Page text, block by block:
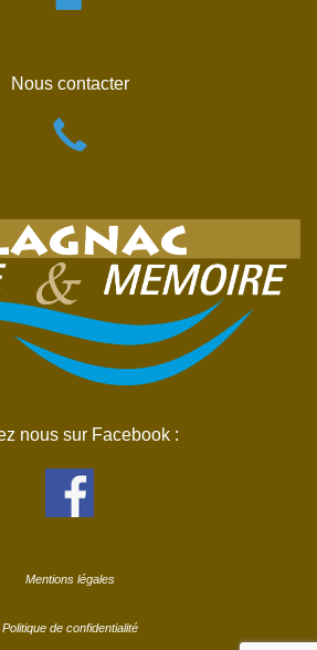
Nous contacter
nous sur Facebook :
Mentions légales
Politique de confidentialité